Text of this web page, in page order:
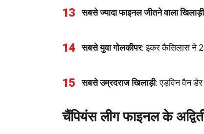
13 सबसे ज्यादा फाइनल जीतने वाला खिलाड़ी
14 सबसे युवा गोलकीपर: इकर कैसिलास ने
15 सबसे उम्रदराज खिलाड़ी: एडविन वैन
चैंपियंस लीग फाइनल के